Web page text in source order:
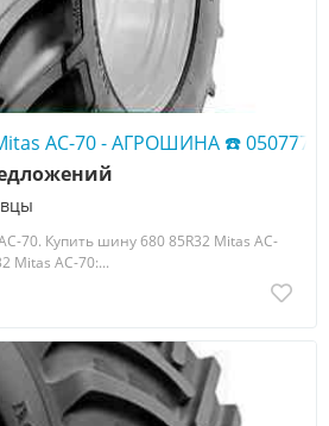
AC-70 - АГРОШИНА ☎️
70. Купить шину 680 85R32 Mitas AC-
Mitas AC-70:...